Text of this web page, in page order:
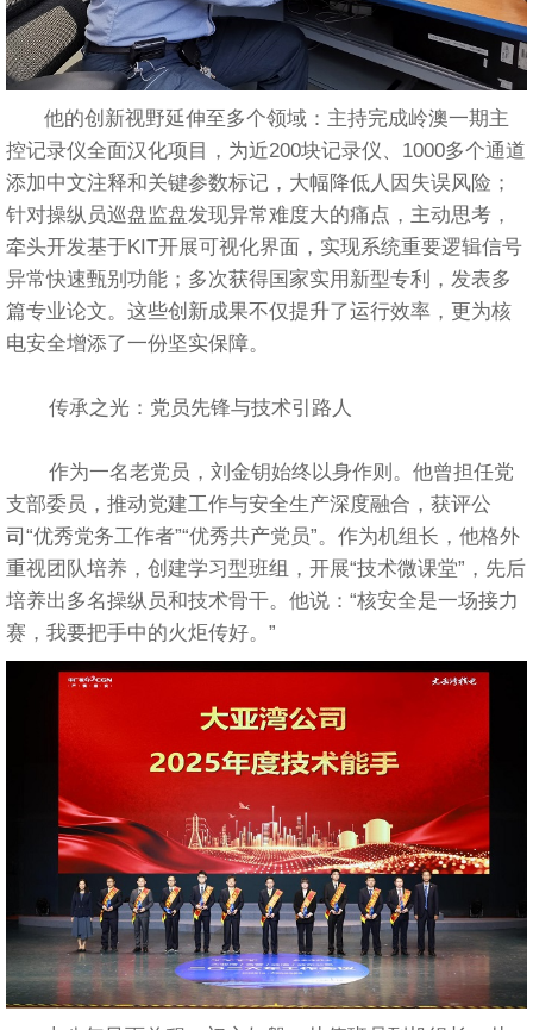
他的创新视野延伸至多个领域：主持完成岭澳一期主
控记录仪全面汉化项目，为近200块记录仪、1000多个通道
添加中文注释和关键参数标记，大幅降低人因失误风险；
针对操纵员巡盘监盘发现异常难度大的痛点，主动思考，
牵头开发基于KIT开展可视化界面，实现系统重要逻辑信号
异常快速甄别功能；多次获得国家实用新型专利，发表多
篇专业论文。这些创新成果不仅提升了运行效率，更为核
电安全增添了一份坚实保障。
传承之光：党员先锋与技术引路人
作为一名老党员，刘金钥始终以身作则。他曾担任党
支部委员，推动党建工作与安全生产深度融合，获评公
司“优秀党务工作者”“优秀共产党员”。作为机组长，他格外
重视团队培养，创建学习型班组，开展“技术微课堂”，先后
培养出多名操纵员和技术骨干。他说：“核安全是一场接力
赛，我要把手中的火炬传好。”